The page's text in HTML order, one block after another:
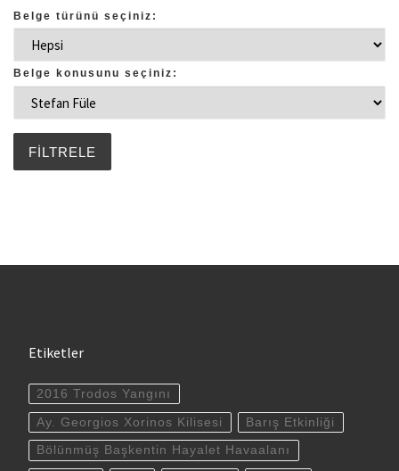
Belge türünü seçiniz:
Belge konusunu seçiniz:
Etiketler
2016 Trodos Yangını
Ay. Georgios Xorinos Kilisesi Barış Etkinliği
Bölünmüş Başkentin Hayalet Havaalanı